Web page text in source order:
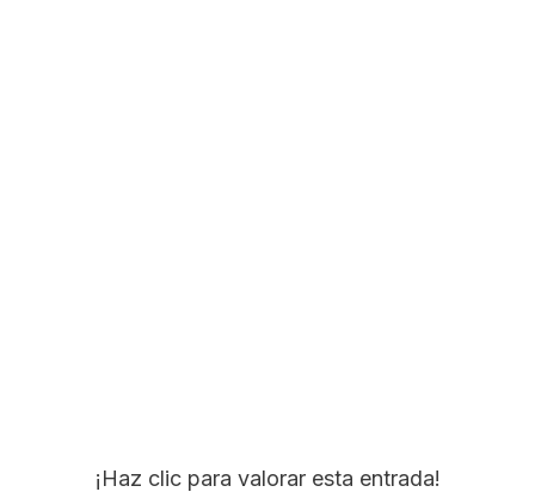
¡Haz clic para valorar esta entrada!